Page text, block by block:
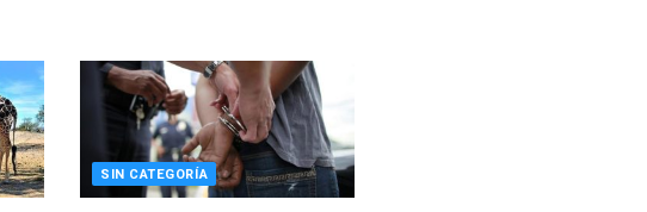
SIN CATEGORÍA